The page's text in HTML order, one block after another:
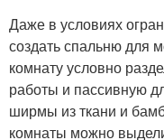
Даже в условиях
создать спальню для
комнату условно
работы и пассивную
ширмы из ткани и
комнаты можно